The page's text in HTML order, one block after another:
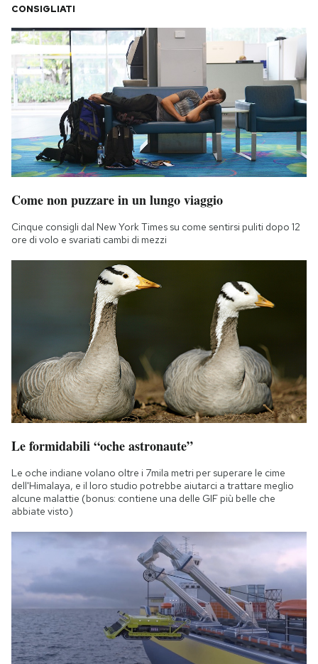
CONSIGLIATI
Come non puzzare in un lungo viaggio
Cinque consigli dal New York Times su come sentirsi puliti dopo 12
ore di volo e svariati cambi di mezzi
Le formidabili “oche astronaute”
Le oche indiane volano oltre i 7mila metri per superare le cime
dell'Himalaya, e il loro studio potrebbe aiutarci a trattare meglio
alcune malattie (bonus: contiene una delle GIF più belle che
abbiate visto)